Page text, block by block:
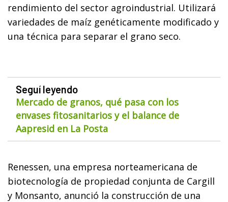
rendimiento del sector agroindustrial. Utilizará
variedades de maíz genéticamente modificado y
una técnica para separar el grano seco.
Seguí leyendo
Mercado de granos, qué pasa con los
envases fitosanitarios y el balance de
Aapresid en La Posta
Renessen, una empresa norteamericana de
biotecnología de propiedad conjunta de Cargill
y Monsanto, anunció la construcción de una